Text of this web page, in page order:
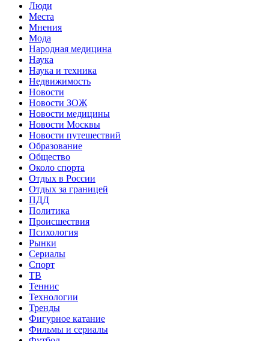
Люди
Места
Мнения
Мода
Народная медицина
Наука
Наука и техника
Недвижимость
Новости
Новости ЗОЖ
Новости медицины
Новости Москвы
Новости путешествий
Образование
Общество
Около спорта
Отдых в России
Отдых за границей
ПДД
Политика
Происшествия
Психология
Рынки
Сериалы
Спорт
ТВ
Теннис
Технологии
Тренды
Фигурное катание
Фильмы и сериалы